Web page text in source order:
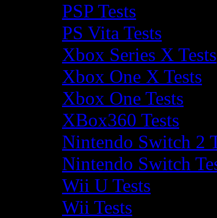
PSP Tests
PS Vita Tests
Xbox Series X Tests
Xbox One X Tests
Xbox One Tests
XBox360 Tests
Nintendo Switch 2
Nintendo Switch
Wii U Tests
Wii Tests